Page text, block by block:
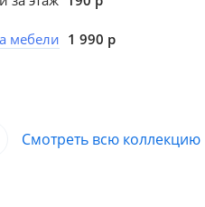
мебели 1 990 р
Смотреть всю коллекцию